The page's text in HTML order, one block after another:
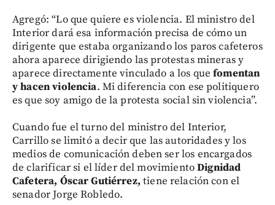
Agregó: “Lo que quiere es violencia. El ministro del
Interior dará esa información precisa de cómo un
dirigente que estaba organizando los paros cafeteros
ahora aparece dirigiendo las protestas mineras y
aparece directamente vinculado a los quefomentan
y hacen violencia. Mi diferencia con ese politiquero
es que soy amigo de la protesta social sin violencia”.
Cuando fue el turno del ministro del Interior,
Carrillo se limitó a decir que las autoridades y los
medios de comunicación deben ser los encargados
de clarificar si el líder del movimientoDignidad
Cafetera, Óscar Gutiérrez, tiene relación con el
senador Jorge Robledo.